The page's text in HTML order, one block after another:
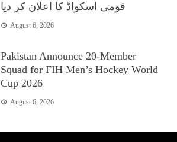
قومی اسکواڈ کا اعلان کر دیا
August 6, 2026
Pakistan Announce 20-Member
Squad for FIH Men’s Hockey World
Cup 2026
August 6, 2026